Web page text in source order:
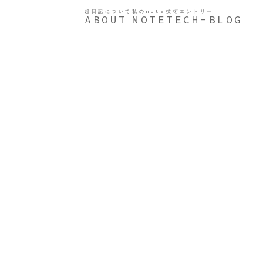
超日記について
ABOUT
私のnote
NOTE
技術エントリー
TECH-BLOG